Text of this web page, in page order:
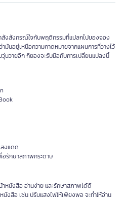
สังสังกรณ์ใจกับพฤติกรรมที่แปลกไปของจอง
มันอยู่เหนือความคาดหมายจากแผนการที่วางไว้
นวายอีก กียองจะรับมือกับการเปลี่ยนแปลงนี้
สงแดด
อรักษาสภาพกระดาษ
หนังสือ อ่านง่าย และรักษาสภาพได้ดี
งสือ เช่น ปรับแสงไฟให้เพียงพอ จะทำให้อ่าน